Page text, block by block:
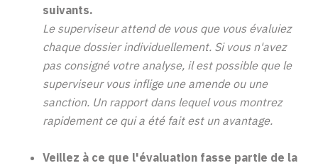
suivants.
Le superviseur attendde vousque vous évaluiez
chaquedossierindividuellement. Si vous n'avez
pas consigné votreanalyse, il est possibleque le
superviseur vous inflige une amende ou une
sanction. Unrapport dans lequel vous montrez
rapidement ce quia étéfait est un avantage.
Veillez à ce que l'évaluation fasse partie de la